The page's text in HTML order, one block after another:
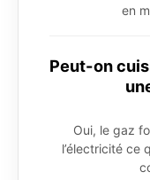
en
Peut-on
Oui, le gaz
l’électricité ce